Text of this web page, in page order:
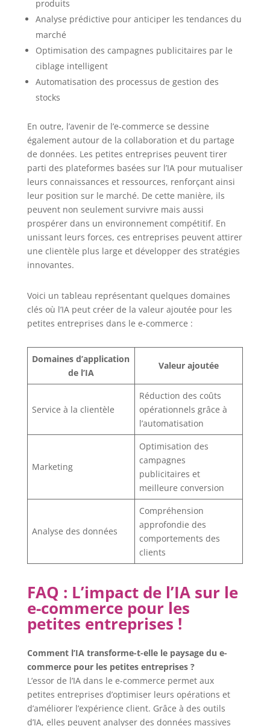
produits
Analyse prédictive pour anticiper les tendances du
marché
Optimisation des campagnes publicitaires par le
ciblage intelligent
Automatisation des processus de gestion des
stocks
En outre, l’avenir de l’e-commerce se dessine
également autour de la collaboration et du partage
de données. Les petites entreprises peuvent tirer
parti des plateformes basées sur l’IA pour mutualiser
leurs connaissances et ressources, renforçant ainsi
leur position sur le marché. De cette manière, ils
peuvent non seulement survivre mais aussi
prospérer dans un environnement compétitif. En
unissant leurs forces, ces entreprises peuvent attirer
une clientèle plus large et développer des stratégies
innovantes.
Voici un tableau représentant quelques domaines
clés où l’IA peut créer de la valeur ajoutée pour les
petites entreprises dans le e-commerce :
Domaines d’application
de l’IA
Valeur ajoutée
Service à la clientèle
Réduction des coûts
opérationnels grâce à
l’automatisation
Marketing
Optimisation des
campagnes
publicitaires et
meilleure conversion
Analyse des données
Compréhension
approfondie des
comportements des
clients
FAQ : L’impact de l’IA sur le
e-commerce pour les
petites entreprises !
Comment l’IA transforme-t-elle le paysage du e-
commerce pour les petites entreprises ?
L’essor de l’IA dans le e-commerce permet aux
petites entreprises d’optimiser leurs opérations et
d’améliorer l’expérience client. Grâce à des outils
d’IA, elles peuvent analyser des données massives